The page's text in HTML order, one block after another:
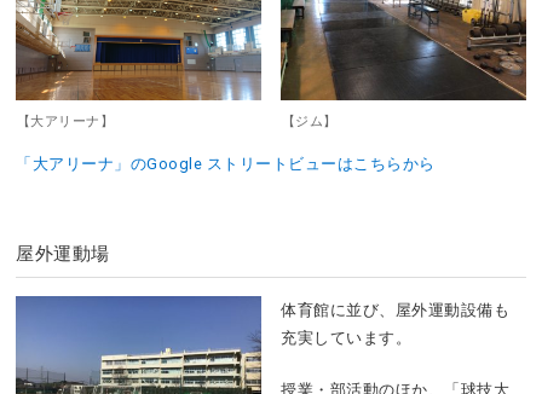
【大アリーナ】 【ジム】
「大アリーナ」のGoogle ストリートビューはこちらから
屋外運動場
体育館に並び、屋外運動設備も
充実しています。
授業・部活動のほか、「球技大